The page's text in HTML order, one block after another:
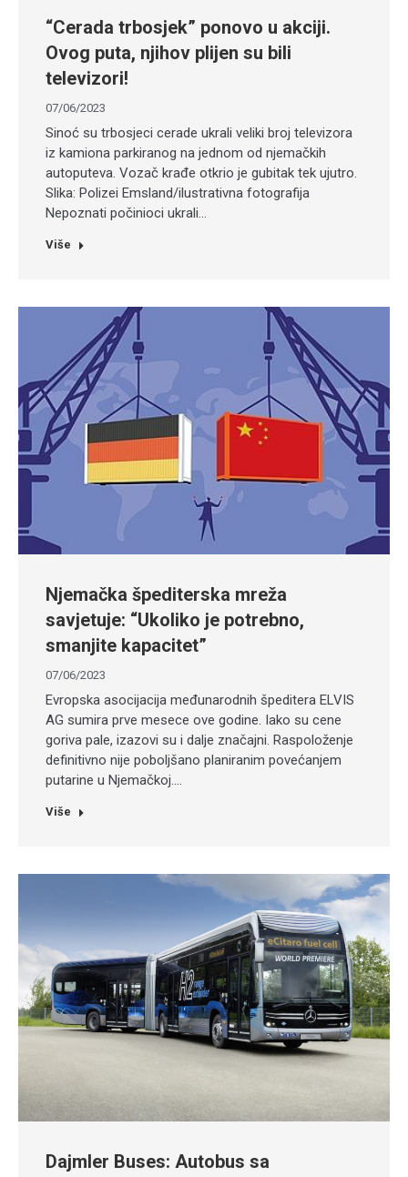
“Cerada trbosjek” ponovo u akciji.
Ovog puta, njihov plijen su bili
televizori!
07/06/2023
Sinoć su trbosjeci cerade ukrali veliki broj televizora
iz kamiona parkiranog na jednom od njemačkih
autoputeva. Vozač krađe otkrio je gubitak tek ujutro.
Slika: Polizei Emsland/ilustrativna fotografija
Nepoznati počinioci ukrali…
Više
Njemačka špediterska mreža
savjetuje: “Ukoliko je potrebno,
smanjite kapacitet”
07/06/2023
Evropska asocijacija međunarodnih špeditera ELVIS
AG sumira prve mesece ove godine. Iako su cene
goriva pale, izazovi su i dalje značajni. Raspoloženje
definitivno nije poboljšano planiranim povećanjem
putarine u Njemačkoj.…
Više
Dajmler Buses: Autobus sa